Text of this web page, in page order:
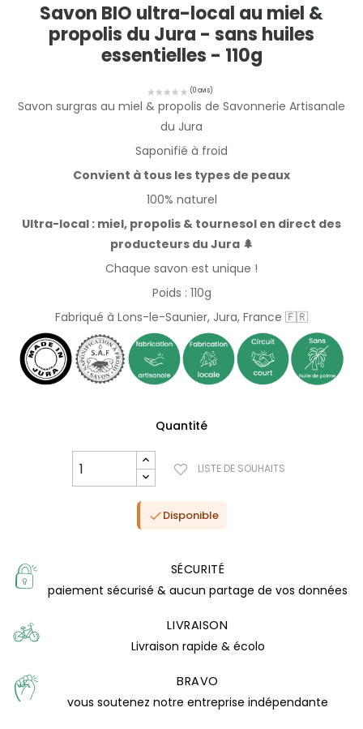
Savon BIO ultra-local au miel &
propolis du Jura - sans huiles
essentielles - 110g
Savon surgras au miel & propolis de Savonnerie Artisanale
du Jura
Saponifié à froid
Convient à tous les types de peaux
100% naturel
Ultra-local : miel, propolis & tournesol en direct des
producteurs du Jura 🌲
Chaque savon est unique !
Poids : 110g
Fabriqué à Lons-le-Saunier, Jura, France 🇫🇷
Quantité
LISTE DE SOUHAITS
Disponible
SÉCURITÉ
paiement sécurisé & aucun partage de vos données
LIVRAISON
Livraison rapide & écolo
BRAVO
vous soutenez notre entreprise indépendante